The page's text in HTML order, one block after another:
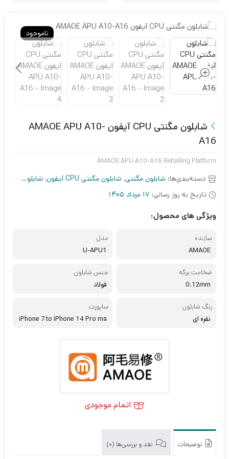
ناموجود
شابلون مگنتی CPU آیفون AMAOE APU A10-
A16
AMAOE APU A10-A16 Reballing Platform
دسته‌بندی‌ها: شابلون مگنتی, شابلون مگنتی CPU آیفون , شابلون موبایل
تاریخ به روز رسانی: 17 مرداد 1405
ویژگی های محصول:
سازنده
AMAOE
مدل
U-APU1
ضخامت برگه
0.12mm
جنس شابلون
فولاد
رنگ شابلون
نقره ای
ساپورت
iPhone 7 to iPhone 14 Pro ma
اتمام موجودی
توضیحات نقد و بررسی‌ها (0)